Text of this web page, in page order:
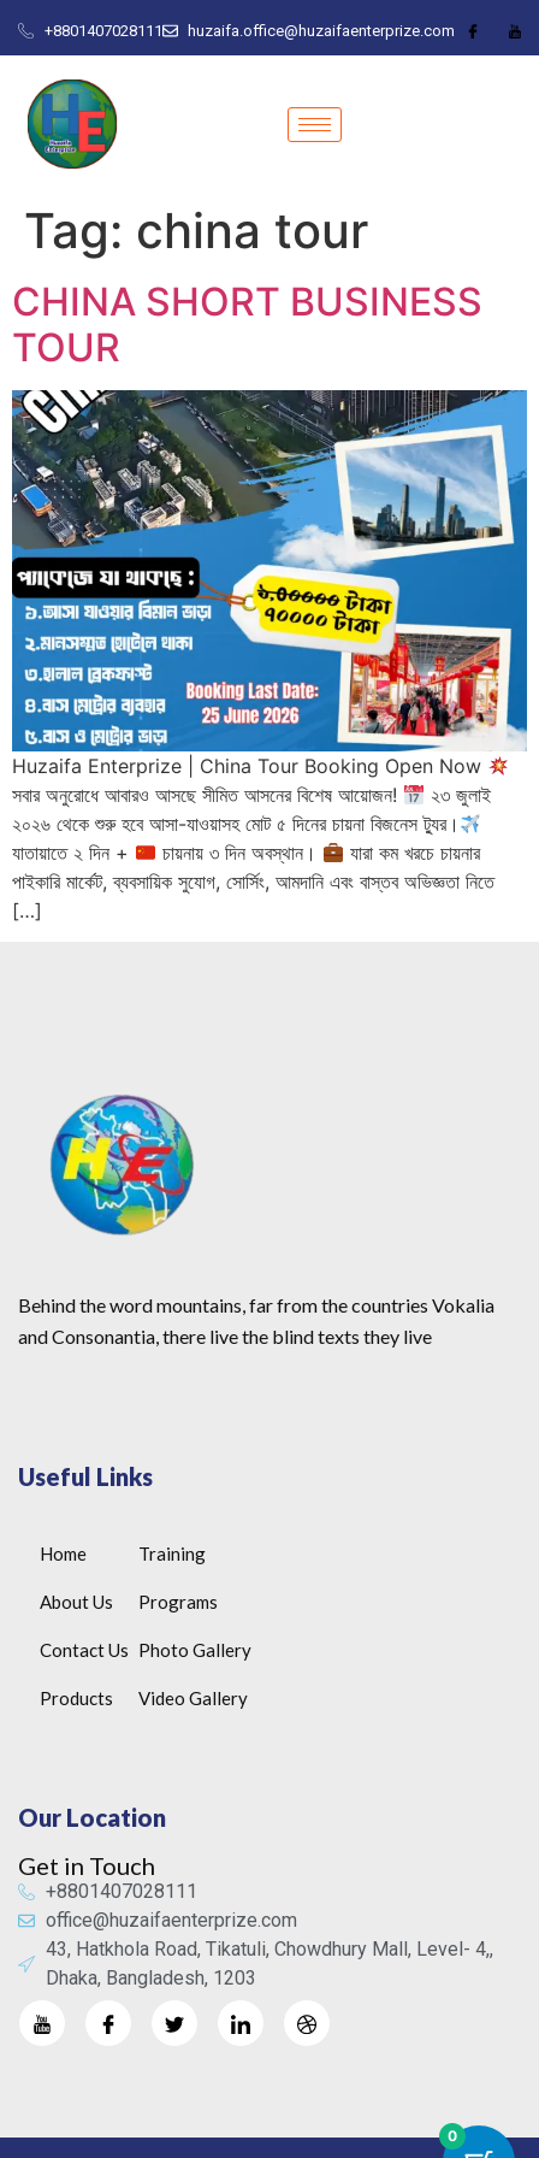
+8801407028111 huzaifa.office@huzaifaenterprize.com
Tag: china tour
CHINA SHORT BUSINESS
TOUR
Huzaifa Enterprize | China Tour Booking Open Now
সবার অনুরোধে আবারও আসছে সীমিত আসনের বিশেষ আয়োজন!
২৩ জুলাই
২০২৬ থেকে শুরু হবে আসা-যাওয়াসহ মোট ৫ দিনের চায়না বিজনেস ট্যুর।
যাতায়াতে ২ দিন +
চায়নায় ৩ দিন অবস্থান।
যারা কম খরচে চায়নার
পাইকারি মার্কেট, ব্যবসায়িক সুযোগ, সোর্সিং, আমদানি এবং বাস্তব অভিজ্ঞতা নিতে
[…]
Behind the word mountains, far from the countries Vokalia
and Consonantia, there live the blind texts they live
Useful Links
Home
About Us
Contact Us
Products
Training
Programs
Photo Gallery
Video Gallery
Our Location
Get in Touch
+8801407028111
office@huzaifaenterprize.com
43, Hatkhola Road, Tikatuli, Chowdhury Mall, Level- 4,,
Dhaka, Bangladesh, 1203
0